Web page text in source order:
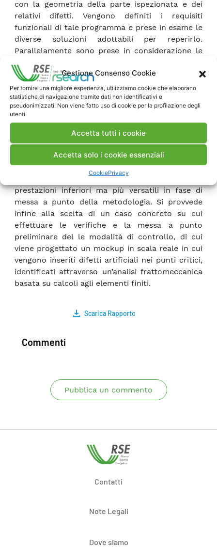
Gestione Consenso Cookie
Per fornire una migliore esperienza, utilizziamo cookie che elaborano
statistiche di navigazione tramite dati non identificativi e
pseudonimizzati. Non viene fatto uso di cookie per la profilazione degli
utenti.
Accetta tutti i cookie
Accetta solo i cookie essenziali
CookiePrivacy
con la geometria della parte ispezionata e dei
relativi difetti. Vengono definiti i requisiti
funzionali di tale programma e prese in esame le
diverse soluzioni adottabili per reperirlo.
Parallelamente sono prese in considerazione le
diverse tipologie di trasduttori utilizzabili, in
relazione ai loro requisiti principali dettati dalle
caratteristiche di ogni controllo. Le possibili
alternative – trasduttori singoli o sonde
multielemento – vengono analizzate
sottolineando i vantaggi e gli svantaggi di
ciascuna di esse, rimandando di necessità la
scelta del trasduttore specifico all’atto della
messa a punto del controllo di uno specifico
componente, e decidendo di effettuare i test
preliminari con trasduttori ‘generici’ di
prestazioni inferiori ma più versatili in fase di
messa a punto della metodologia. Si provvede
infine alla scelta di un caso concreto su cui
effettuare le verifiche e la messa a punto
preliminare del le modalità di controllo, di cui
viene progettato un mockup in scala reale in cui
vengono inseriti difetti artificiali nei punti critici,
identificati attraverso un’analisi frattomeccanica
basata su calcoli agli elementi finiti.
Scarica Rapporto
Commenti
Pubblica un commento
Contatti
Note Legali
Dove siamo